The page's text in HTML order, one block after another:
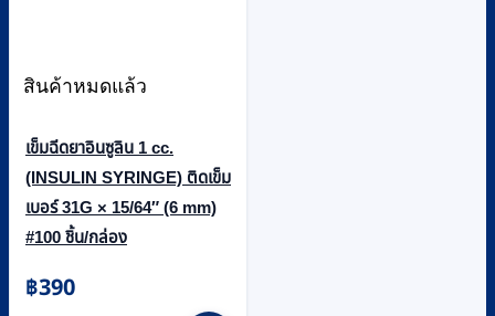
สินค้าหมดแล้ว
เข็มฉีดยาอินซูลิน 1 cc.
(INSULIN SYRINGE) ติดเข็ม
เบอร์ 31G × 15/64″ (6 mm)
#100 ชิ้น/กล่อง
฿390